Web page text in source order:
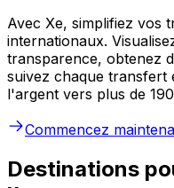
Avec Xe, simplifiez vos
internationaux.
transparence, obtenez
suivez chaque transfert
l'argent vers plus de
Commencez
Destinations